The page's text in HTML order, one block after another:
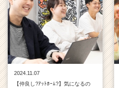
2024.11.07
【仲良し?ｱｯﾄﾎｰﾑ?】気になるの